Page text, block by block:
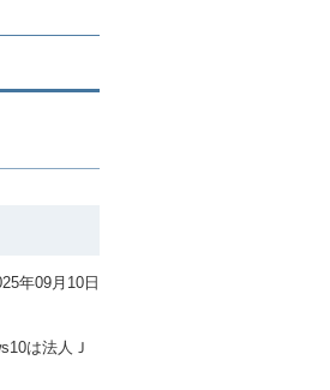
年09月10日
は法人Ｊ